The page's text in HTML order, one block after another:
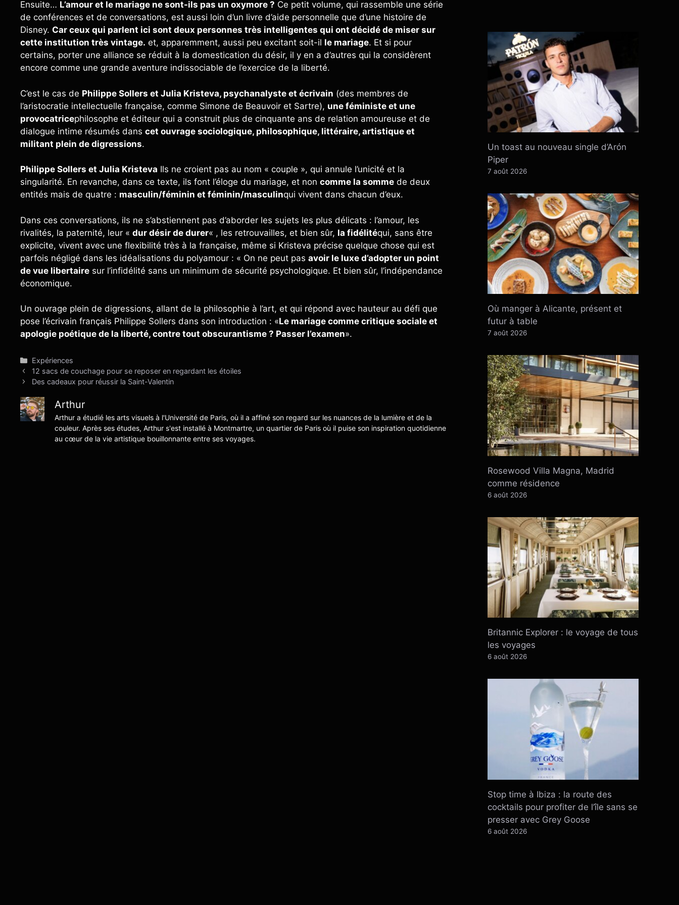
Ensuite… L’amour et le mariage ne sont-ils pas un oxymore ? Ce petit volume, qui rassemble une série
de conférences et de conversations, est aussi loin d’un livre d’aide personnelle que d’une histoire de
Disney. Car ceux qui parlent ici sont deux personnes très intelligentes qui ont décidé de miser sur
cette institution très vintage. et, apparemment, aussi peu excitant soit-il le mariage. Et si pour
certains, porter une alliance se réduit à la domestication du désir, il y en a d’autres qui la considèrent
encore comme une grande aventure indissociable de l’exercice de la liberté.
C’est le cas de Philippe Sollers et Julia Kristeva, psychanalyste et écrivain (des membres de
l’aristocratie intellectuelle française, comme Simone de Beauvoir et Sartre), une féministe et une
provocatricephilosophe et éditeur qui a construit plus de cinquante ans de relation amoureuse et de
dialogue intime résumés dans cet ouvrage sociologique, philosophique, littéraire, artistique et
militant plein de digressions.
Philippe Sollers et Julia Kristeva Ils ne croient pas au nom « couple », qui annule l’unicité et la
singularité. En revanche, dans ce texte, ils font l’éloge du mariage, et non comme la somme de deux
entités mais de quatre : masculin/féminin et féminin/masculinqui vivent dans chacun d’eux.
Dans ces conversations, ils ne s’abstiennent pas d’aborder les sujets les plus délicats : l’amour, les
rivalités, la paternité, leur « dur désir de durer« , les retrouvailles, et bien sûr, la fidélitéqui, sans être
explicite, vivent avec une flexibilité très à la française, même si Kristeva précise quelque chose qui est
parfois négligé dans les idéalisations du polyamour : « On ne peut pas avoir le luxe d’adopter un point
de vue libertaire sur l’infidélité sans un minimum de sécurité psychologique. Et bien sûr, l’indépendance
économique.
Un ouvrage plein de digressions, allant de la philosophie à l’art, et qui répond avec hauteur au défi que
pose l’écrivain français Philippe Sollers dans son introduction : «Le mariage comme critique sociale et
apologie poétique de la liberté, contre tout obscurantisme ? Passer l’examen».
Catégories
Expériences
12 sacs de couchage pour se reposer en regardant les étoiles
Des cadeaux pour réussir la Saint-Valentin
Arthur
Arthur a étudié les arts visuels à l'Université de Paris, où il a affiné son regard sur les nuances de la lumière et de la
couleur. Après ses études, Arthur s'est installé à Montmartre, un quartier de Paris où il puise son inspiration quotidienne
au cœur de la vie artistique bouillonnante entre ses voyages.
Un toast au nouveau single d’Arón
Piper
7 août 2026
Où manger à Alicante, présent et
futur à table
7 août 2026
Rosewood Villa Magna, Madrid
comme résidence
6 août 2026
Britannic Explorer : le voyage de tous
les voyages
6 août 2026
Stop time à Ibiza : la route des
cocktails pour profiter de l’île sans se
presser avec Grey Goose
6 août 2026